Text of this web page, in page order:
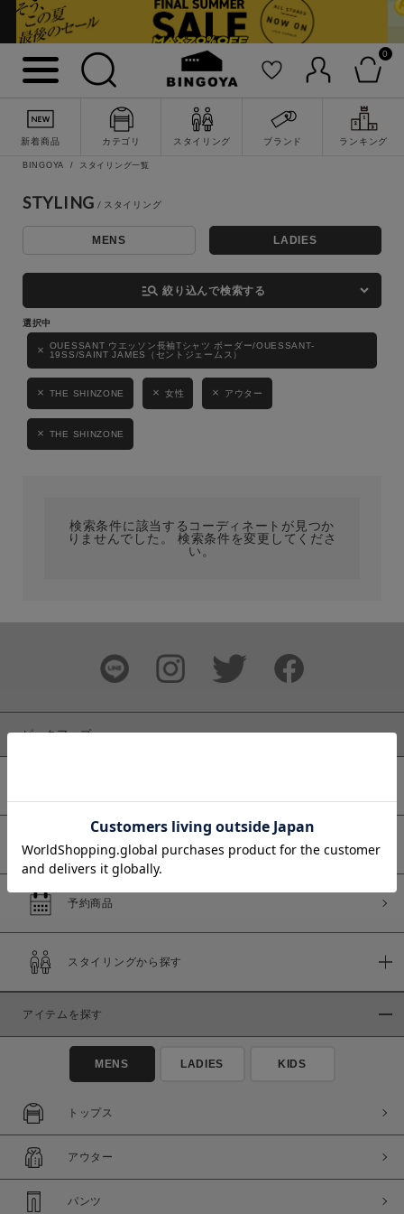
0
新着商品 カテゴリ スタイリング ブランド ランキング
詳細検索
キーワード
性別
価格
商品タイプ
通常商品
在庫
在庫あり 在庫なし含む
BINGOYA スタイリング一覧
STYLING
MENS LADIES
manage_search 絞り込んで検索する
OUESSANT ウエッソン長袖Tシャツ ボーダー/OUESSANT-
19SS/SAINT JAMES（セントジェームス）
THE SHINZONE 女性 アウター
THE SHINZONE
検索条件に該当するコーディネートが見つか
りませんでした。 検索条件を変更してくださ
い。
ピックアップ
WEB限定商品
予約商品
スタイリングから探す
アイテムを探す
MENS LADIES KIDS
トップス
アウター
パンツ